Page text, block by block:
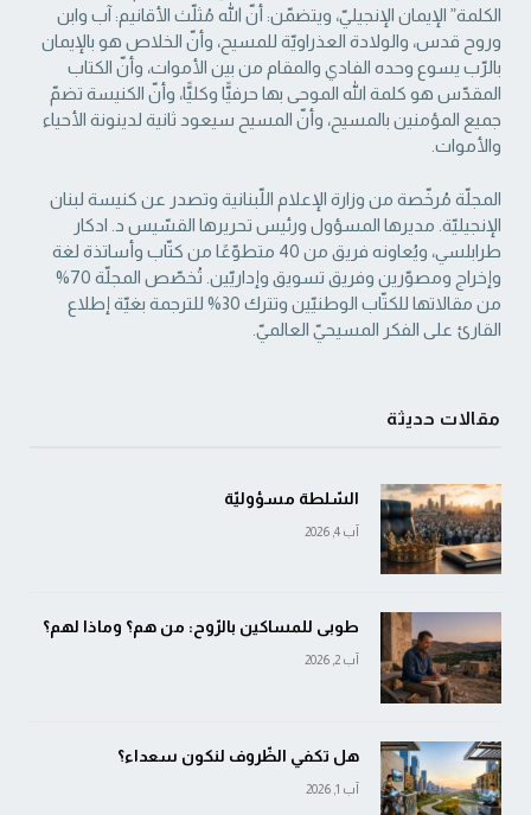
‏الكلمة” الإيمان الإنجيليّ، ويتضمّن: أنّ الله مُثلّث الأقانيم: آب وابن
وروح قدس، والولادة العذراويّة ‏للمسيح، وأنّ الخلاص هو بالإيمان
بالرّب يسوع وحده الفادي والمقام من بين الأموات، وأنّ الكتاب
‏المقدّس هو كلمة الله الموحى بها حرفيًّا وكليًّا، وأنّ الكنيسة تضمّ
جميع المؤمنين بالمسيح، وأنّ المسيح ‏سيعود ثانية لدينونة الأحياء
والأموات. ‏
المجلّة مُرخّصة من وزارة الإعلام اللّبنانية وتصدر عن كنيسة لبنان
الإنجيليّة. مديرها المسؤول ‏ورئيس تحريرها القسّيس د. ادكار
طرابلسي، ويُعاونه فريق من 40 متطوّعًا من كتّاب وأساتذة لغة
‏وإخراج ومصوّرين وفريق تسويق وإداريّين. تُخصّص المجلّة 70%
من مقالاتها للكتّاب الوطنيّين ‏وتترك 30% للترجمة بغيّة إطلاع
القارئ على الفكر المسيحيّ العالميّ.‏
مقالات حديثة
السّلطة مسؤوليّة
آب 4, 2026
طوبى للمساكين بالرّوح: من هم؟ وماذا لهم؟
آب 2, 2026
هل تكفي الظّروف لنكون سعداء؟
آب 1, 2026